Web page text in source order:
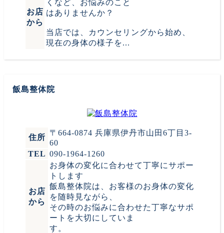
お店
から
くなど、お悩みのこと
はありませんか？
当店では、カウンセリングから始め、
現在の身体の様子を...
飯島整体院
住所
〒664-0874 兵庫県伊丹市山田6丁目3-
60
TEL 090-1964-1260
お店
から
お身体の変化に合わせて丁寧にサポー
トします
飯島整体院は、お客様のお身体の変化
を随時見ながら、
その時のお悩みに合わせた丁寧なサポ
ートを大切にしていま
す。